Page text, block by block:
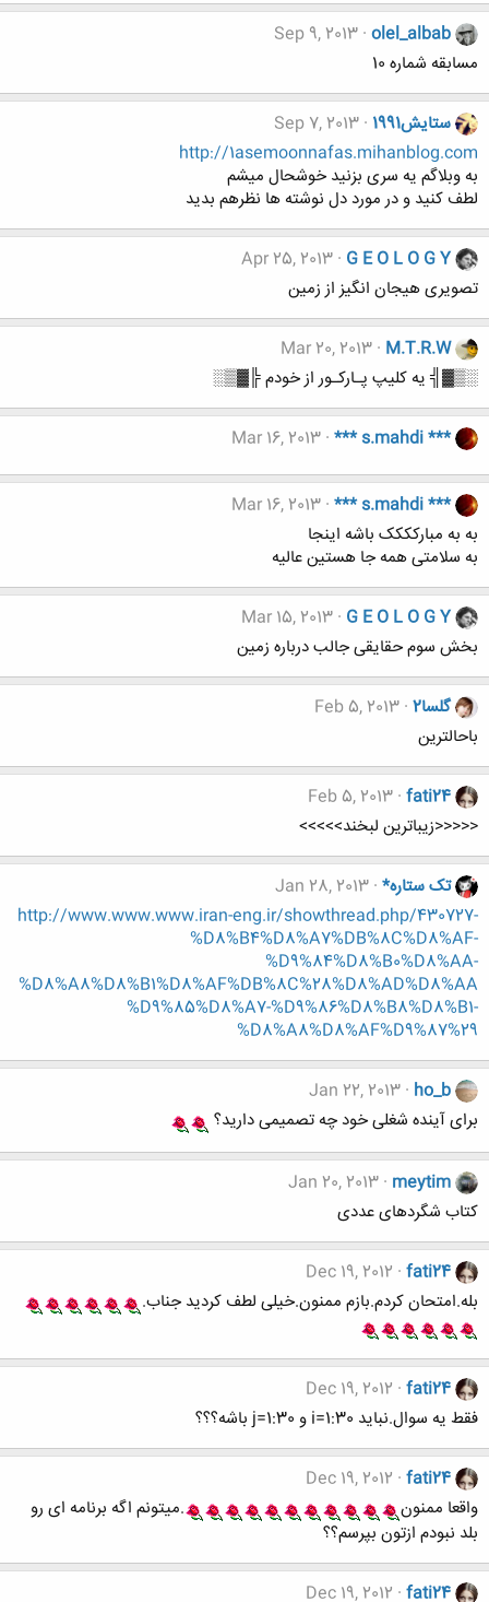
olel_albab
Sep 9, 2013
مسابقه شماره 10
ستایش1991
Sep 7, 2013
http://1asemoonnafas.mihanblog.com
به وبلاگم یه سری بزنید خوشحال میشم
لطف کنید و در مورد دل نوشته ها نظرهم بدید
G E O L O G Y
Apr 25, 2013
تصویری هیجان انگیز از زمین
M.T.R.W
Mar 20, 2013
░▒▓╣ یه کلیپ پـارکـور از خودم ╠▓▒░
*** s.mahdi ***
Mar 16, 2013
*** s.mahdi ***
Mar 16, 2013
به به مبارکککک باشه اینجا
به سلامتی همه جا هستین عالیه
G E O L O G Y
Mar 15, 2013
بخش سوم حقایقی جالب درباره زمین
گلسا2
Feb 5, 2013
باحالترین
fati24
Feb 5, 2013
<<<<<زیباترین لبخند>>>>>
تک ستاره* Jan 28, 2013
http://www.www.www.iran-eng.ir/showthread.php/430727-
%D8%B4%D8%A7%DB%8C%D8%AF-
%D9%84%D8%B0%D8%AA-
%D8%A8%D8%B1%D8%AF%DB%8C%28%D8%AD%D8%AA
%D9%85%D8%A7-%D9%86%D8%B8%D8%B1-
%D8%A8%D8%AF%D9%87%29
ho_b
Jan 22, 2013
برای آینده شغلی خود چه تصمیمی دارید؟
meytim
Jan 20, 2013
کتاب شگردهای عددی
fati24
Dec 19, 2012
بله.امتحان کردم.بازم ممنون.خیلی لطف کردید جناب.
fati24
Dec 19, 2012
فقط یه سوال.نباید i=1:30 و j=1:30 باشه؟؟؟
fati24
Dec 19, 2012
واقعا ممنون
.میتونم اگه برنامه ای رو
بلد نبودم ازتون بپرسم؟؟
fati24
Dec 19, 2012